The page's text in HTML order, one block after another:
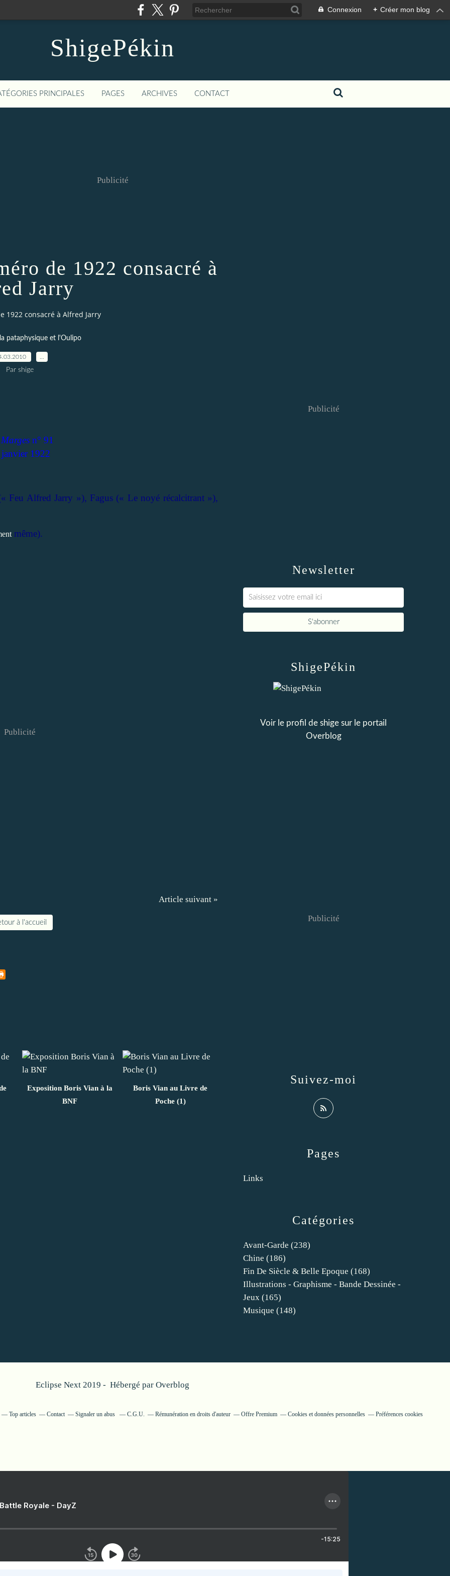
Connexion + Créer mon blog
ShigePékin
PRINCIPALES PAGES ARCHIVES CONTACT
Publicité
de 1922 consacré à
Jarry
1922 consacré à Alfred Jarry
pataphysique et l'Oulipo
Par shige
n° 91
1922
Feu Alfred Jarry »), Fagus (« Le noyé récalcitrant »),
même).
Publicité
Article suivant »
à l'accueil
Exposition Boris Vian à la
BNF
Boris Vian au Livre de
Poche (1)
Newsletter
Publicité
Catégories
Avant-Garde (238)
Chine (186)
Fin De Siècle & Belle Epoque (168)
Illustrations - Graphisme - Bande Dessinée -
Jeux (165)
Musique (148)
Pages
Links
ShigePékin
Voir le profil de shige sur le portail
Overblog
Suivez-moi
Publicité
Eclipse Next 2019 - Hébergé par Overblog
Top articles Contact Signaler un abus C.G.U. Rémunération en droits d'auteur Offre Premium Cookies et données personnelles Préférences cookies
Royale - DayZ
-15:25